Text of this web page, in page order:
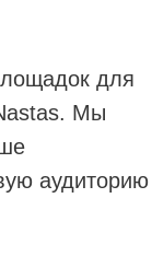
для
Мы
аудиторию